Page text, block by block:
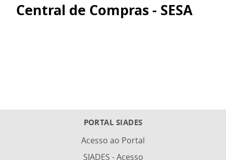
Central de Compras - SESA
PORTAL SIADES
Acesso ao Portal
SIADES - Acesso